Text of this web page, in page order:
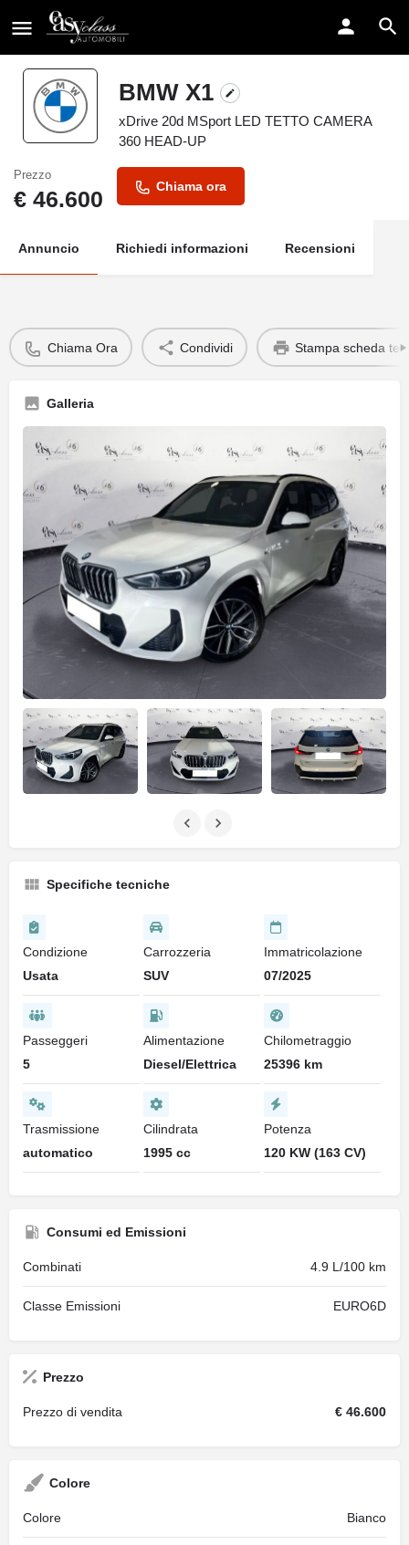
BMW X1
xDrive 20d MSport LED TETTO CAMERA
360 HEAD-UP
Prezzo
€ 46.600 Chiama ora
Annuncio Richiedi informazioni Recensioni
Chiama Ora Condividi Stampa scheda
Galleria
Specifiche tecniche
Condizione
Usata
Carrozzeria
SUV
Immatricolazione
07/2025
Passeggeri
5
Alimentazione
Diesel/Elettrica
Chilometraggio
25396 km
Trasmissione
automatico
Cilindrata
1995 cc
Potenza
120 KW (163 CV)
Consumi ed Emissioni
Combinati 4.9 L/100 km
Classe Emissioni EURO6D
Prezzo
Prezzo di vendita € 46.600
Colore
Colore Bianco